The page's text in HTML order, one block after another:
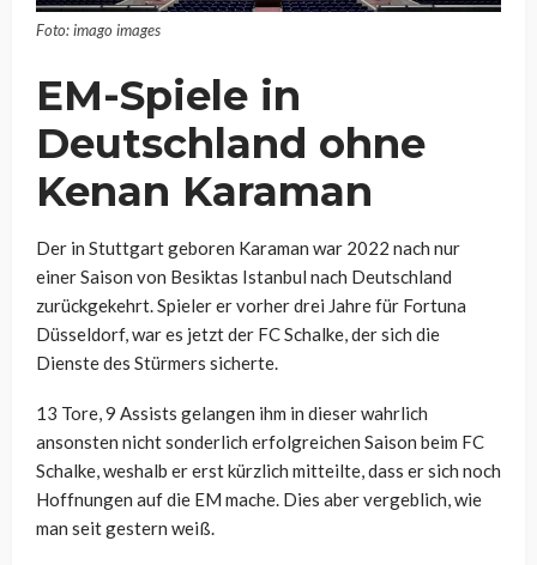
Foto: imago images
EM-Spiele in
Deutschland ohne
Kenan Karaman
Der in Stuttgart geboren Karaman war 2022 nach nur
einer Saison von Besiktas Istanbul nach Deutschland
zurückgekehrt. Spieler er vorher drei Jahre für Fortuna
Düsseldorf, war es jetzt der FC Schalke, der sich die
Dienste des Stürmers sicherte.
13 Tore, 9 Assists gelangen ihm in dieser wahrlich
ansonsten nicht sonderlich erfolgreichen Saison beim FC
Schalke, weshalb er erst kürzlich mitteilte, dass er sich noch
Hoffnungen auf die EM mache. Dies aber vergeblich, wie
man seit gestern weiß.